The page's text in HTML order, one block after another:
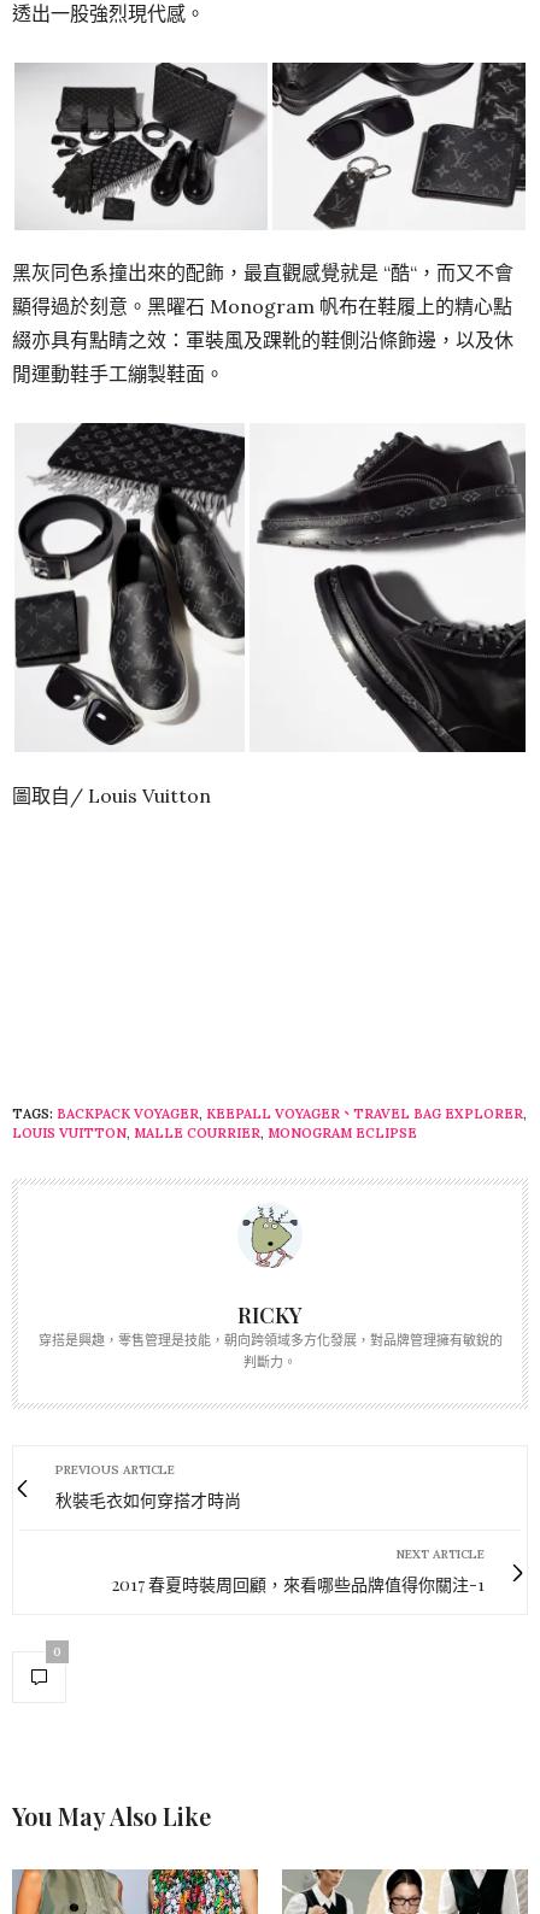
透出一股強烈現代感。
黑灰同色系撞出來的配飾，最直觀感覺就是 “酷“，而又不會
顯得過於刻意。黑曜石 Monogram 帆布在鞋履上的精心點
綴亦具有點睛之效：軍裝風及踝靴的鞋側沿條飾邊，以及休
閒運動鞋手工繃製鞋面。
圖取自/ Louis Vuitton
TAGS: BACKPACK VOYAGER, KEEPALL VOYAGER、TRAVEL BAG EXPLORER,
LOUIS VUITTON, MALLE COURRIER, MONOGRAM ECLIPSE
RICKY
穿搭是興趣，零售管理是技能，朝向跨領域多方化發展，對品牌管理擁有敏銳的
判斷力。
PREVIOUS ARTICLE
秋裝毛衣如何穿搭才時尚
NEXT ARTICLE
2017 春夏時裝周回顧，來看哪些品牌值得你關注-1
0
You May Also Like